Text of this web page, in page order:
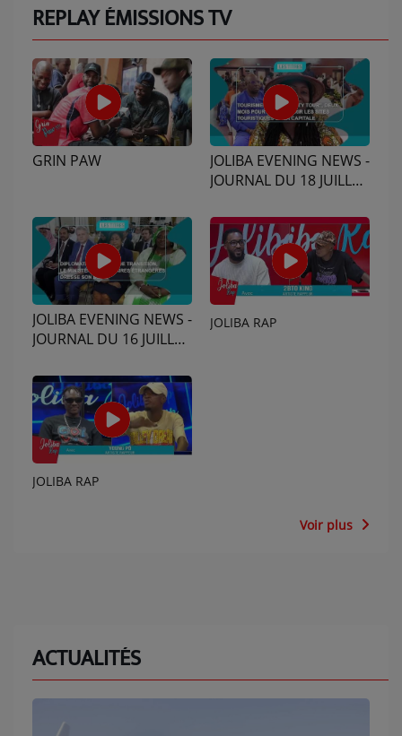
REPLAY ÉMISSIONS TV
GRIN PAW
JOLIBA EVENING NEWS -
JOURNAL DU 18 JUILLET
JOLIBA EVENING NEWS -
JOURNAL DU 16 JUILLET
JOLIBA RAP
JOLIBA RAP
Voir plus
ACTUALITÉS